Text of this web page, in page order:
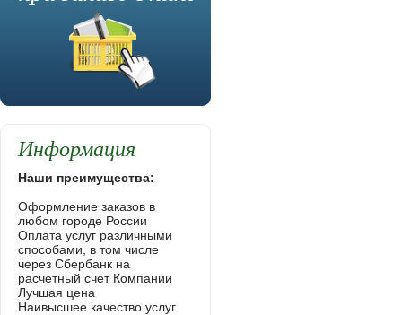
Информация
Наши преимущества:
Оформление заказов в
любом городе России
Оплата услуг различными
способами, в том числе
через Сбербанк на
расчетный счет Компании
Лучшая цена
Наивысшее качество услуг